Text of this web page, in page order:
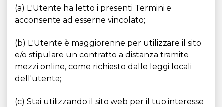
(a) L'Utente ha letto i presenti Termini e
acconsente ad esserne vincolato;
(b) L'Utente è maggiorenne per utilizzare il sito
e/o stipulare un contratto a distanza tramite
mezzi online, come richiesto dalle leggi locali
dell'utente;
(c) Stai utilizzando il sito web per il tuo interesse